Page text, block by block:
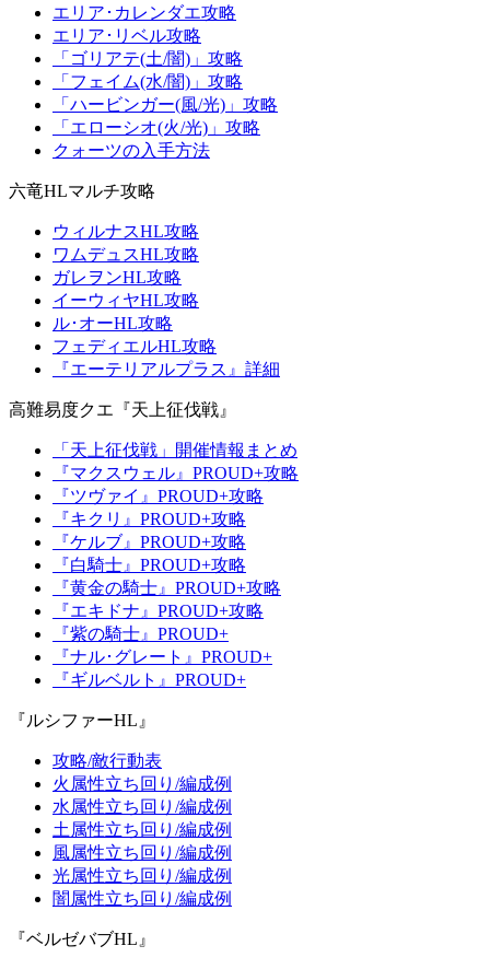
エリア･カレンダエ攻略
エリア･リベル攻略
「ゴリアテ(土/闇)」攻略
「フェイム(水/闇)」攻略
「ハービンガー(風/光)」攻略
「エローシオ(火/光)」攻略
クォーツの入手方法
六竜HLマルチ攻略
ウィルナスHL攻略
ワムデュスHL攻略
ガレヲンHL攻略
イーウィヤHL攻略
ル･オーHL攻略
フェディエルHL攻略
『エーテリアルプラス』詳細
高難易度クエ『天上征伐戦』
「天上征伐戦」開催情報まとめ
『マクスウェル』PROUD+攻略
『ツヴァイ』PROUD+攻略
『キクリ』PROUD+攻略
『ケルブ』PROUD+攻略
『白騎士』PROUD+攻略
『黄金の騎士』PROUD+攻略
『エキドナ』PROUD+攻略
『紫の騎士』PROUD+
『ナル･グレート』PROUD+
『ギルベルト』PROUD+
『ルシファーHL』
攻略/敵行動表
火属性立ち回り/編成例
水属性立ち回り/編成例
土属性立ち回り/編成例
風属性立ち回り/編成例
光属性立ち回り/編成例
闇属性立ち回り/編成例
『ベルゼバブHL』